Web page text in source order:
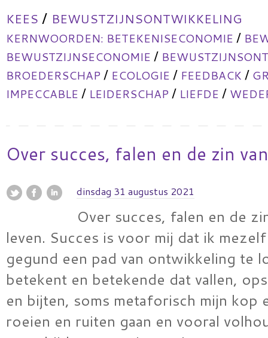
KEES / BEWUSTZIJNSONTWIKKELING
KERNWOORDEN: BETEKENISECONOMIE /
BEWUSTZIJNSECONOMIE /
BROEDERSCHAP / ECOLOGIE / FEEDBACK /
IMPECCABLE / LEIDERSCHAP / LIEFDE /
Over succes, falen en de zin
dinsdag 31 augustus 2021
Over succes, falen en de
leven. Succes is voor mij dat ik
gegund een pad van ontwikkeling te
betekent en betekende dat vallen,
en bijten, soms metaforisch mijn kop
roeien en ruiten gaan en vooral